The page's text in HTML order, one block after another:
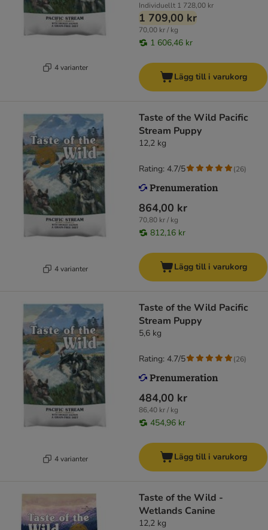
4 varianter
Individuellt 1 728,00 kr
1 709,00 kr
70,00 kr / kg
1 606,46 kr
Lägg till i varukorg
4 varianter
Taste of the Wild Pacific
Stream Puppy
12,2 kg
864,00 kr
70,80 kr / kg
812,16 kr
Rating: 4.7/5 (26)
Lägg till i varukorg
4 varianter
Taste of the Wild Pacific
Stream Puppy
5,6 kg
484,00 kr
86,40 kr / kg
454,96 kr
Rating: 4.7/5 (26)
Lägg till i varukorg
Taste of the Wild -
Wetlands Canine
12,2 kg